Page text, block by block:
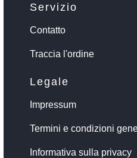
Servizio
Contatto
Traccia l'ordine
Legale
Impressum
Termini e condizioni
Informativa sulla privacy